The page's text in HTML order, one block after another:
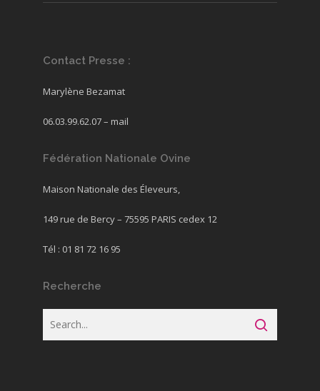
Contact Presse :
Marylène Bezamat
06.03.99.62.07 – mail
Fédération Nationale Ovine
Maison Nationale des Éleveurs,
149 rue de Bercy – 75595 PARIS cedex 12
Tél : 01 81 72 16 95
Recherche